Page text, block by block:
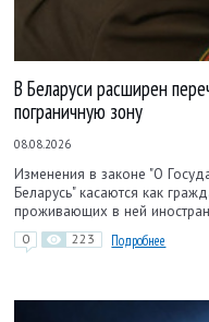
В Беларуси расширен
пограничную зону
08.08.2026
Изменения в законе "О
Беларусь" касаются как
проживающих в ней
0 223 Подробнее